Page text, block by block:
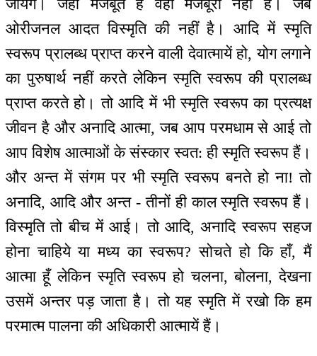
जायेंगे। जहाँ मजबूत हैं वहाँ मजबूरी नहीं है। जब
ओरीजनल आदत विस्मृति की नहीं है। आदि में स्मृति
स्वरूप प्रालब्ध प्राप्त करने वाली देवात्मायें हो, योग लगाने
का पुरुषार्थ नहीं करते लेकिन स्मृति स्वरूप की प्रालब्ध
प्राप्त करते हो। तो आदि में भी स्मृति स्वरूप का प्रत्यक्ष
जीवन है और अनादि आत्मा, जब आप परमधाम से आई तो
आप विशेष आत्माओं के संस्कार स्वत: ही स्मृति स्वरूप हैं।
और अन्त में संगम पर भी स्मृति स्वरूप बनते हो ना! तो
अनादि, आदि और अन्त - तीनों ही काल स्मृति स्वरूप हैं।
विस्मृति तो बीच में आई। तो आदि, अनादि स्वरूप सहज
होना चाहिये या मध्य का स्वरूप? सोचते हो कि हाँ, मैं
आत्मा हूँ लेकिन स्मृति स्वरूप हो चलना, बोलना, देखना
उसमें अन्तर पड़ जाता है। तो यह स्मृति में रखो कि हम
परमात्म पालना की अधिकारी आत्मायें हैं।